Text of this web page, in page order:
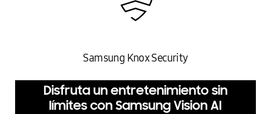
Samsung Knox Security
Disfruta un entretenimiento sin
límites con Samsung Vision AI